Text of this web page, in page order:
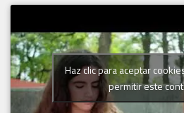
Haz clic para aceptar
permitir este